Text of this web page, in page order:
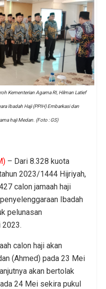
Kementerian Agama RI, Hilman Latief
Ibadah Haji (PPIH) Embarkasi dan
haji Medan. (Foto : GS)
– Dari 8.328 kuota
2023/1444 Hijriyah,
calon jamaah haji
Ibadah
pelunasan
2023.
calon haji akan
(Ahmed) pada 23 Mei
akan bertolak
24 Mei sekira pukul